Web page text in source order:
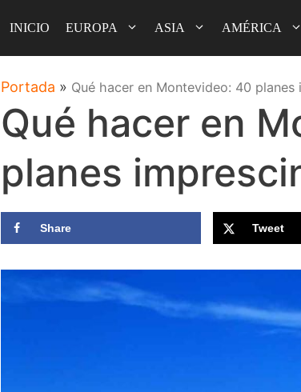
INICIO EUROPA ASIA AMÉRICA
Portada » Qué hacer en Montevideo: 40 planes
Qué hacer en
planes
Share Tweet